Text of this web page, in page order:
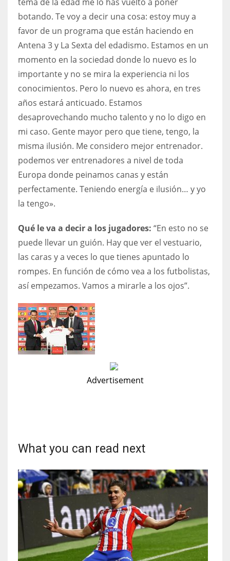
botando. Te voy a decir una cosa: estoy muy a
favor de un programa que están haciendo en
Antena 3 y La Sexta del edadismo. Estamos en un
momento en la sociedad donde lo nuevo es lo
importante y no se mira la experiencia ni los
conocimientos. Pero lo nuevo es ahora, en tres
años estará anticuado. Estamos
desaprovechando mucho talento y no lo digo en
mi caso. Gente mayor pero que tiene, tengo, la
misma ilusión. Me considero mejor entrenador.
podemos ver entrenadores a nivel de toda
Europa donde peinamos canas y están
perfectamente. Teniendo energía e ilusión… y yo
la tengo».
Qué le va a decir a los jugadores: “En esto no se
puede llevar un guión. Hay que ver el vestuario,
las caras y a veces lo que tienes apuntado lo
rompes. En función de cómo vea a los futbolistas,
así empezamos. Vamos a mirarle a los ojos”.
Advertisement
What you can read next